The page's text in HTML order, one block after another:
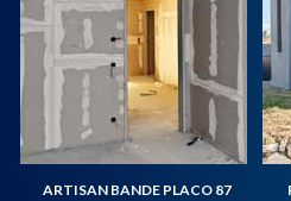
ARTISAN BANDE PLACO 87